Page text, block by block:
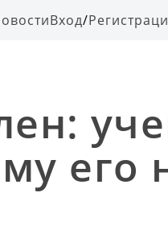
Вход/
его